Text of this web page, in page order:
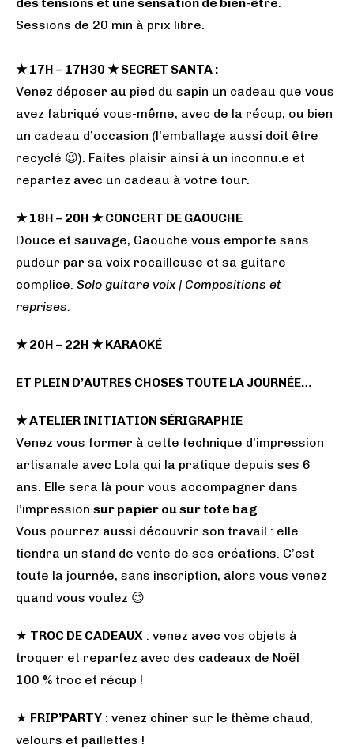
des tensions et une sensation de bien-être.
Sessions de 20 min à prix libre.
★ 17H – 17H30 ★ SECRET SANTA :
Venez déposer au pied du sapin un cadeau que vous
avez fabriqué vous-même, avec de la récup, ou bien
un cadeau d’occasion (l’emballage aussi doit être
recyclé 😉). Faites plaisir ainsi à un inconnu.e et
repartez avec un cadeau à votre tour.
★ 18H – 20H ★ CONCERT DE GAOUCHE
Douce et sauvage, Gaouche vous emporte sans
pudeur par sa voix rocailleuse et sa guitare
complice. Solo guitare voix | Compositions et
reprises.
★ 20H – 22H ★ KARAOKÉ
ET PLEIN D’AUTRES CHOSES TOUTE LA JOURNÉE…
★ ATELIER INITIATION SÉRIGRAPHIE
Venez vous former à cette technique d’impression
artisanale avec Lola qui la pratique depuis ses 6
ans. Elle sera là pour vous accompagner dans
l’impression sur papier ou sur tote bag.
Vous pourrez aussi découvrir son travail : elle
tiendra un stand de vente de ses créations. C’est
toute la journée, sans inscription, alors vous venez
quand vous voulez 😉
★ TROC DE CADEAUX : venez avec vos objets à
troquer et repartez avec des cadeaux de Noël
100 % troc et récup !
★ FRIP’PARTY : venez chiner sur le thème chaud,
velours et paillettes !